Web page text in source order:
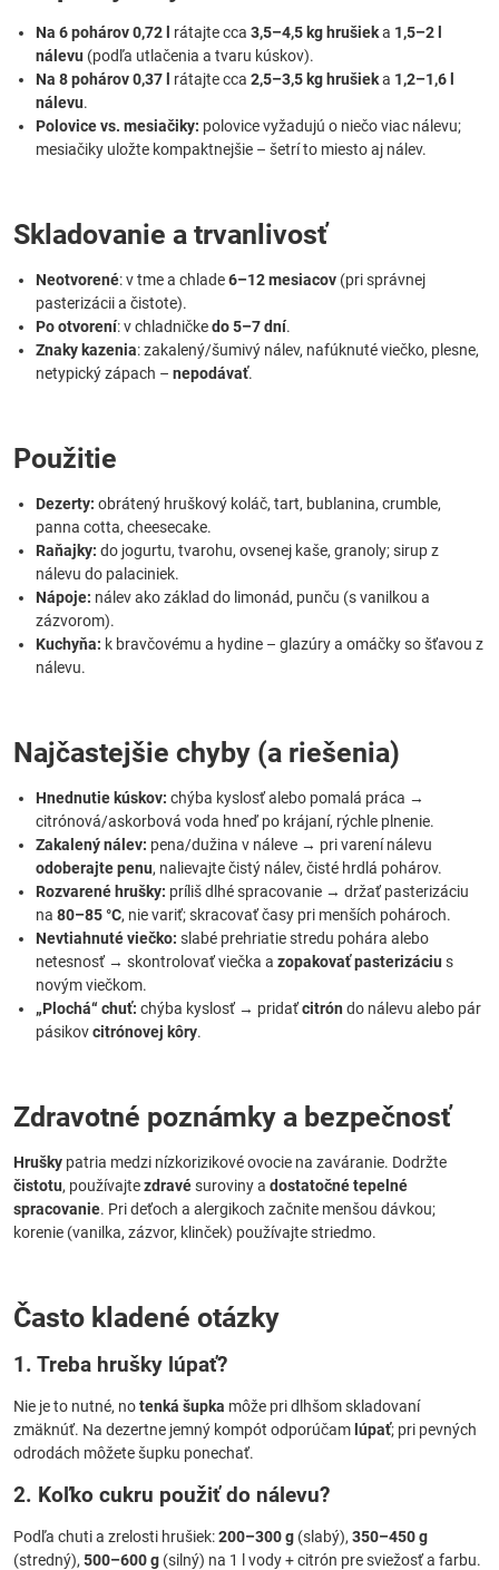
Na 6 pohárov 0,72 l rátajte cca 3,5–4,5 kg hrušieka 1,5–2 l
nálevu (podľa utlačenia a tvaru kúskov).
Na 8 pohárov 0,37 l
rátajte cca 2,5–3,5 kg hrušieka 1,2–1,6 l
nálevu.
Polovice vs. mesiačiky: polovice vyžadujú o niečo viac nálevu;
mesiačiky uložte kompaktnejšie – šetrí to miesto aj nálev.
Skladovanie a trvanlivosť
Neotvorené: v tme a chlade6–12 mesiacov (pri správnej
pasterizácii a čistote).
Po otvorení: v chladničkedo 5–7 dní.
Znaky kazenia: zakalený/šumivý nálev, nafúknuté viečko, plesne,
netypický zápach – nepodávať.
Použitie
Dezerty: obrátený hruškový koláč, tart, bublanina, crumble,
panna cotta, cheesecake.
Raňajky: do jogurtu, tvarohu, ovsenej kaše, granoly; sirup z
nálevu do palaciniek.
Nápoje: nálev ako základ do limonád, punču (s vanilkou a
zázvorom).
Kuchyňa: k bravčovému a hydine – glazúry a omáčky so šťavou z
nálevu.
Najčastejšie chyby (a riešenia)
Hnednutie kúskov: chýba kyslosť alebo pomalá práca →
citrónová/askorbová voda hneď po krájaní, rýchle plnenie.
Zakalený nálev: pena/dužina v náleve → pri varení nálevu
odoberajte penu, nalievajte čistý nálev, čisté hrdlá pohárov.
Rozvarené hrušky: príliš dlhé spracovanie → držať pasterizáciu
na 80–85 °C, nie variť; skracovať časy pri menších pohároch.
Nevtiahnuté viečko: slabé prehriatie stredu pohára alebo
netesnosť → skontrolovať viečka a zopakovať pasterizáciu s
novým viečkom.
„Plochá“ chuť: chýba kyslosť → pridaťcitrón do nálevu alebo pár
pásikovcitrónovej kôry.
Zdravotné poznámky a bezpečnosť
Hrušky patria medzi nízkorizikové ovocie na zaváranie. Dodržte
čistotu, používajtezdravésuroviny a dostatočné tepelné
spracovanie. Pri deťoch a alergikoch začnite menšou dávkou;
korenie (vanilka, zázvor, klinček) používajte striedmo.
Často kladené otázky
1. Treba hrušky lúpať?
Nie je to nutné, notenká šupka môže pri dlhšom skladovaní
zmäknúť. Na dezertne jemný kompót odporúčam lúpať; pri pevných
odrodách môžete šupku ponechať.
2. Koľko cukru použiť do nálevu?
Podľa chuti a zrelosti hrušiek:200–300 g (slabý), 350–450 g
(stredný), 500–600 g (silný) na 1 l vody + citrón pre sviežosť a farbu.